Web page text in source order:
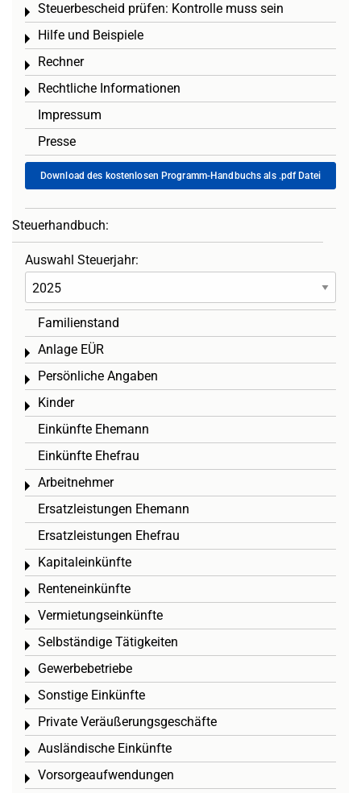
Steuerbescheid prüfen: Kontrolle muss sein
Toggle menu
Hilfe und Beispiele
Toggle menu
Rechner
Toggle menu
Rechtliche Informationen
Toggle menu
Impressum
Presse
Download des kostenlosen Programm-Handbuchs als .pdf Datei
Steuerhandbuch:
Auswahl Steuerjahr:
Familienstand
Anlage EÜR
Toggle menu
Persönliche Angaben
Toggle menu
Kinder
Toggle menu
Einkünfte Ehemann
Einkünfte Ehefrau
Arbeitnehmer
Toggle menu
Ersatzleistungen Ehemann
Ersatzleistungen Ehefrau
Kapitaleinkünfte
Toggle menu
Renteneinkünfte
Toggle menu
Vermietungseinkünfte
Toggle menu
Selbständige Tätigkeiten
Toggle menu
Gewerbebetriebe
Toggle menu
Sonstige Einkünfte
Toggle menu
Private Veräußerungsgeschäfte
Toggle menu
Ausländische Einkünfte
Toggle menu
Vorsorgeaufwendungen
Toggle menu